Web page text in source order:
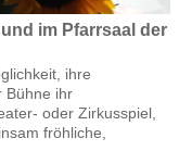
im Pfarrsaal der
ihre
Bühne ihr
oder Zirkusspiel,
fröhliche,